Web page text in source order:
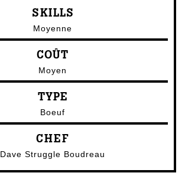
SKILLS
Moyenne
COÛT
Moyen
TYPE
Boeuf
CHEF
Dave Struggle Boudreau